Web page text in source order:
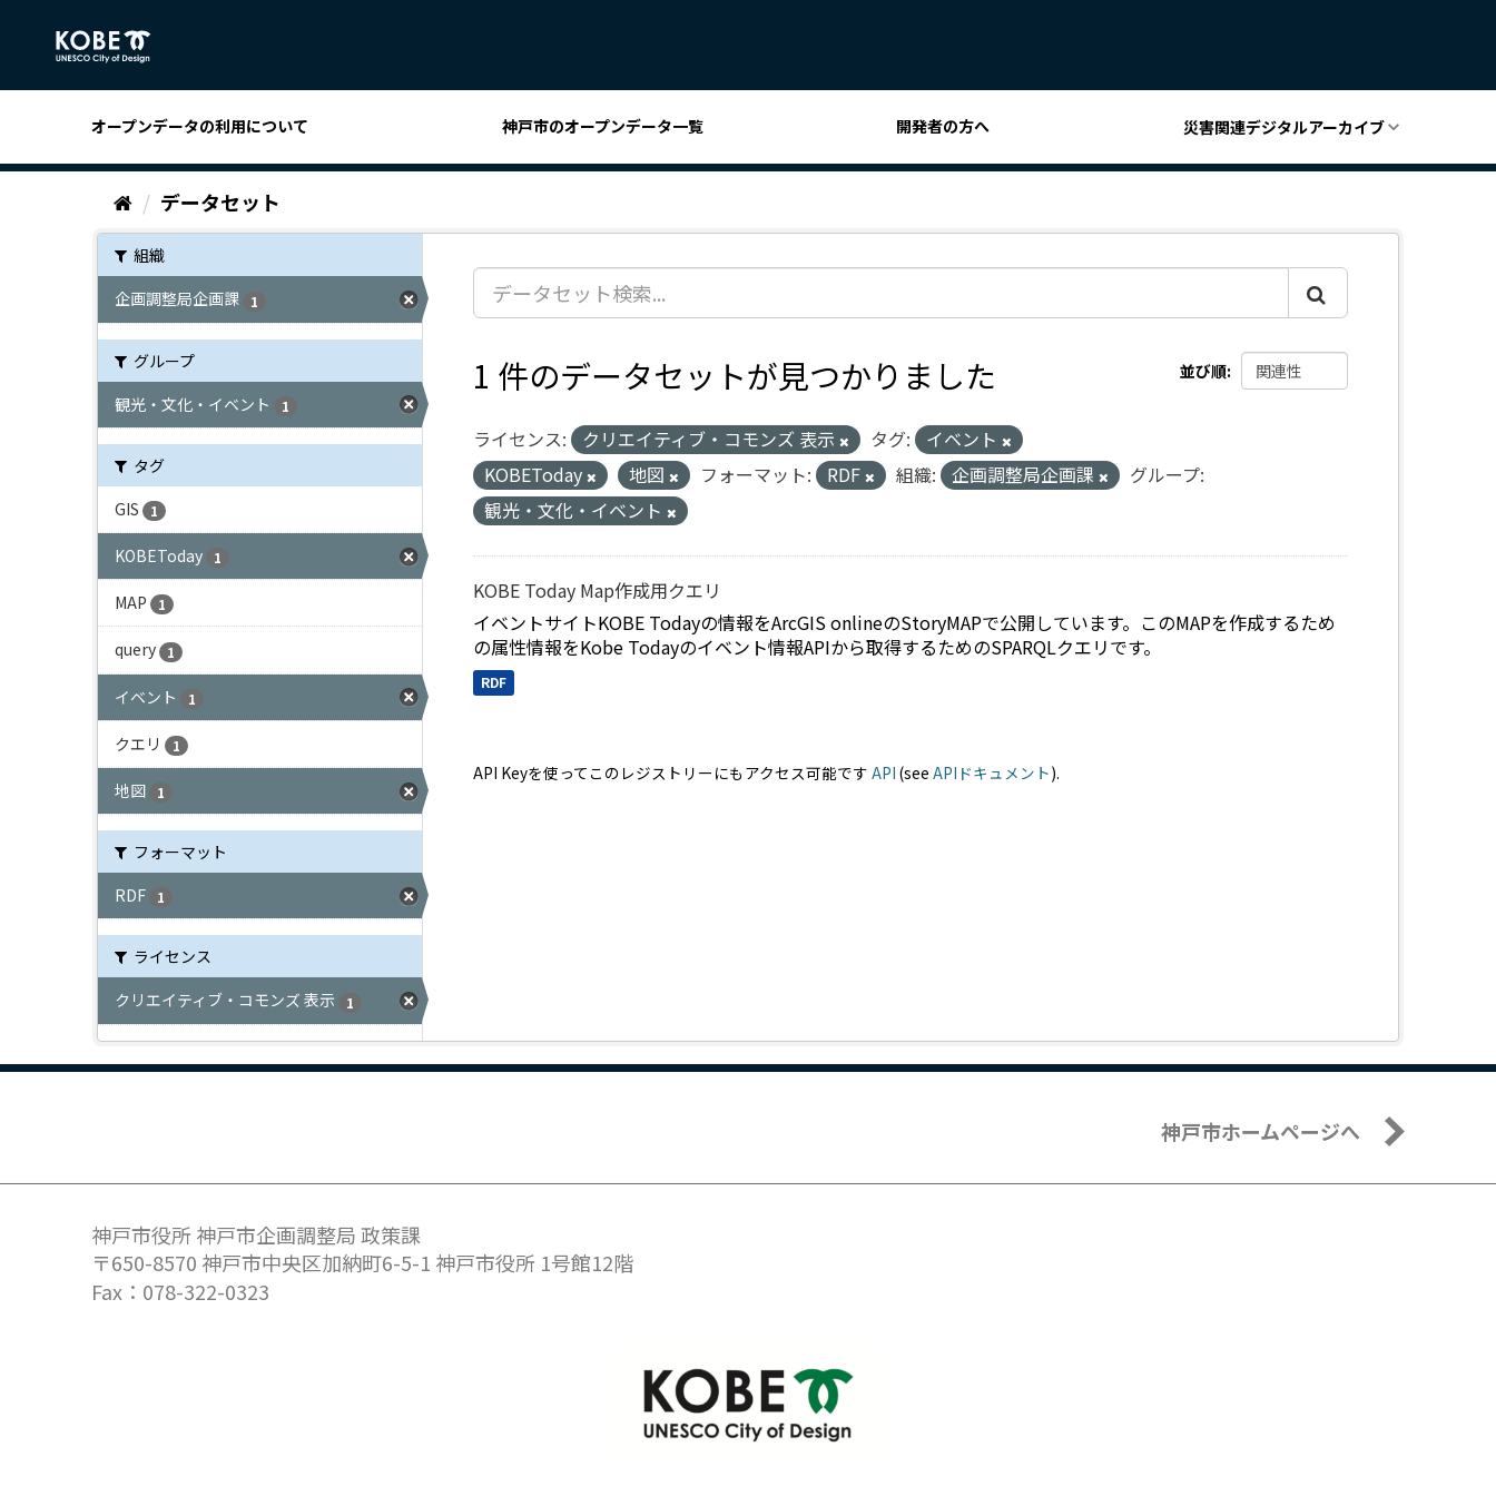
プ
内
オープンデータの利用について 神戸市のオープンデータ一覧 開発者の方へ 災害関連デジタルアーカイブ
データセット
組織
企画調整局企画課
1
グループ
観光・文化・イベント
1
タグ
GIS
1
KOBEToday 1
MAP 1
query 1
イベント 1
クエリ 1
地図 1
フォーマット
RDF
1
ライセンス
クリエイティブ・コモンズ 表示
1
並び順
1 件のデータセットが見つかりました
ライセンス: クリエイティブ・コモンズ 表示 タグ:
イベント
KOBEToday
地図 フォーマット: RDF 組織: 企画調整局企画課
グループ:
観光・文化・イベント
KOBE Today Map作成用クエリ
イベントサイトKOBE Todayの情報をArcGIS onlineのStoryMAPで公開しています。このMAPを作成するため
の属性情報をKobe Todayのイベント情報APIから取得するためのSPARQLクエリです。
RDF
API Keyを使ってこのレジストリーにもアクセス可能です API (see APIドキュメント).
神戸市ホームページへ
神戸市役所 神戸市企画調整局 政策課
〒650-8570 神戸市中央区加納町6-5-1 神戸市役所 1号館12階
Fax：078-322-0323